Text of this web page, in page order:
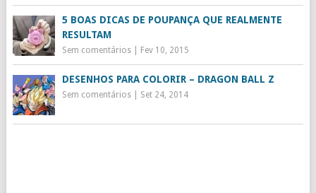
5 BOAS DICAS DE POUPANÇA QUE REALMENTE
RESULTAM
Sem comentários| Fev 10, 2015
DESENHOS PARA COLORIR – DRAGON BALL Z
Sem comentários| Set 24, 2014